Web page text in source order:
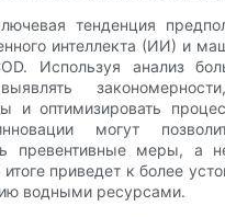
тенденция
интеллекта (ИИ) и
Используя анализ
и оптимизировать
могут
превентивные меры, а
приведет к более
водными ресурсами.